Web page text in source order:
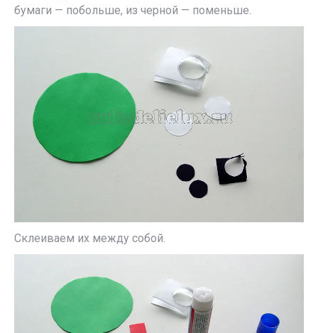
бумаги — побольше, из черной — поменьше.
Склеиваем их между собой.